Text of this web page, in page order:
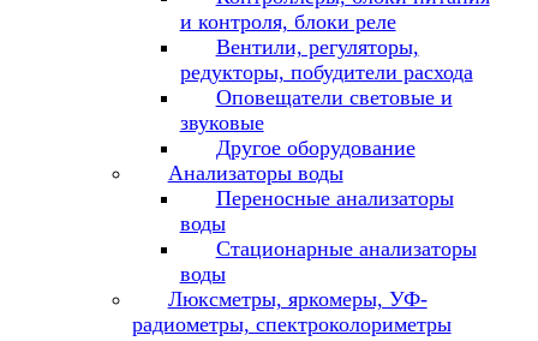
и контроля, блоки реле
Вентили, регуляторы,
редукторы, побудители расхода
Оповещатели световые и
звуковые
Другое оборудование
Анализаторы воды
Переносные анализаторы
воды
Стационарные анализаторы
воды
Люксметры, яркомеры, УФ-
радиометры, спектроколориметры